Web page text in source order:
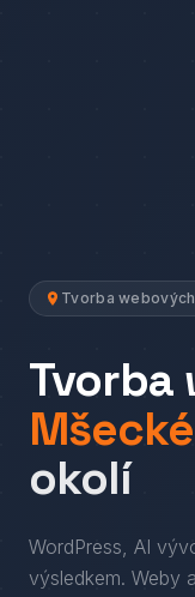
Tvorba
Tvorba
okolí
WordPress, AI
výsledkem. Weby